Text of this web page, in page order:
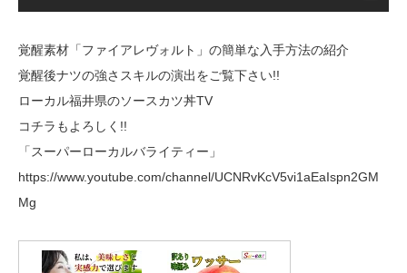
覚醒素材「ファイアレヴォルト」の簡単な入手方法の紹介
覚醒後ナツの強さスキルの演出をご覧下さい!!
ローカル福井県のソースカツ丼TV
コチラもよろしく!!
「スーパーローカルバライティー」
https://www.youtube.com/channel/UCNRvKcV5vi1aEaIspn2GM
Mg